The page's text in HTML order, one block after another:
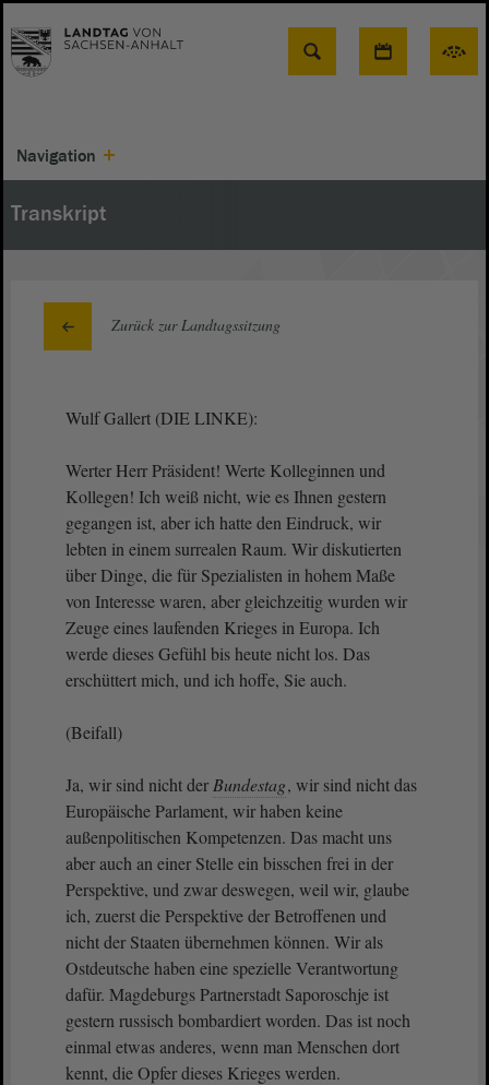
Suche
Navigation
Transkript
Zurück zur Landtagssitzung
Wulf Gallert (DIE LINKE):
Werter Herr Präsident! Werte Kolleginnen und
Kollegen! Ich weiß nicht, wie es Ihnen gestern
gegangen ist, aber ich hatte den Eindruck, wir
lebten in einem surrealen Raum. Wir diskutierten
über Dinge, die für Spezialisten in hohem Maße
von Interesse waren, aber gleichzeitig wurden wir
Zeuge eines laufenden Krieges in Europa. Ich
werde dieses Gefühl bis heute nicht los. Das
erschüttert mich, und ich hoffe, Sie auch.
(Beifall)
Ja, wir sind nicht der Bundestag, wir sind nicht das
Europäische Parlament, wir haben keine
außenpolitischen Kompetenzen. Das macht uns
aber auch an einer Stelle ein bisschen frei in der
Perspektive, und zwar deswegen, weil wir, glaube
ich, zuerst die Perspektive der Betroffenen und
nicht der Staaten übernehmen können. Wir als
Ostdeutsche haben eine spezielle Verantwortung
dafür. Magdeburgs Partnerstadt Saporoschje ist
gestern russisch bombardiert worden. Das ist noch
einmal etwas anderes, wenn man Menschen dort
kennt, die Opfer dieses Krieges werden.